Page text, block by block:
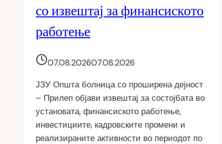
со извештај за финансиското
работење
07.08.202607.08.2026
ЈЗУ Општа болница со проширена дејност
– Прилеп објави извештај за состојбата во
установата, финансиското работење,
инвестициите, кадровските промени и
реализираните активности во периодот по